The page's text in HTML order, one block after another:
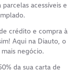
acessíveis e
crédito e compra à
Aqui na Diauto, o
negócio.
da sua carta de